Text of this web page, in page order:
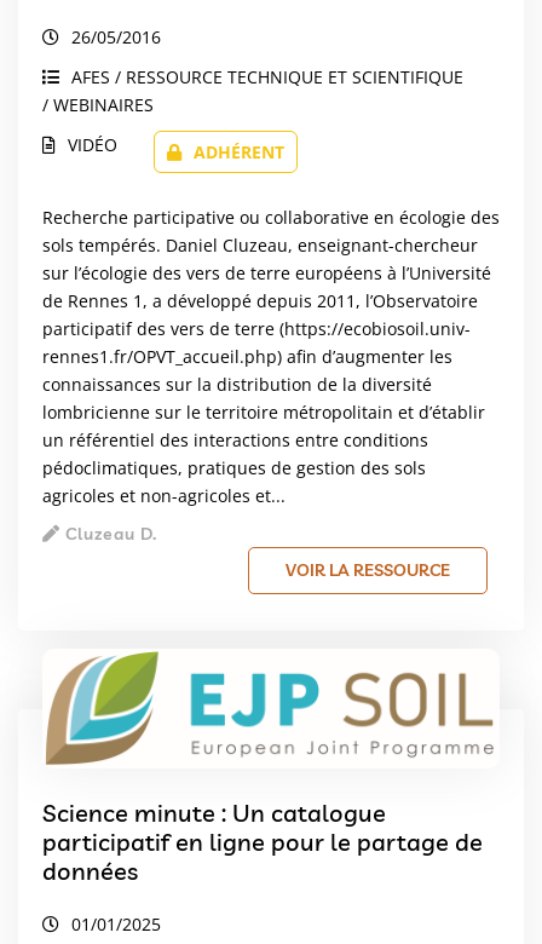
26/05/2016
AFES / RESSOURCE TECHNIQUE ET SCIENTIFIQUE
/ WEBINAIRES
VIDÉO
ADHÉRENT
Recherche participative ou collaborative en écologie des
sols tempérés. Daniel Cluzeau, enseignant-chercheur
sur l’écologie des vers de terre européens à l’Université
de Rennes 1, a développé depuis 2011, l’Observatoire
participatif des vers de terre (https://ecobiosoil.univ-
rennes1.fr/OPVT_accueil.php) afin d’augmenter les
connaissances sur la distribution de la diversité
lombricienne sur le territoire métropolitain et d’établir
un référentiel des interactions entre conditions
pédoclimatiques, pratiques de gestion des sols
agricoles et non-agricoles et...
Cluzeau D.
VOIR LA RESSOURCE
Science minute : Un catalogue
participatif en ligne pour le partage de
données
01/01/2025